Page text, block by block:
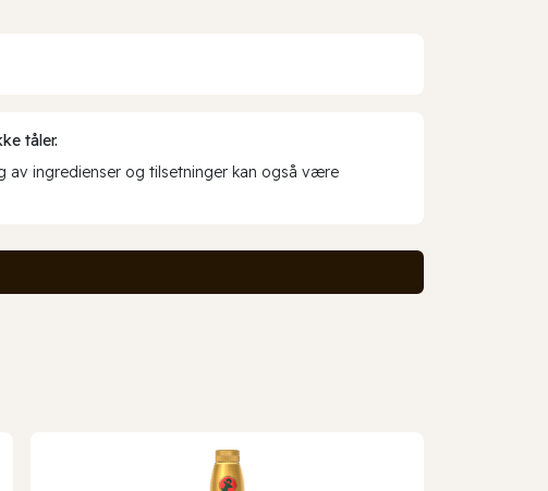
tåler.
av ingredienser og tilsetninger kan også være